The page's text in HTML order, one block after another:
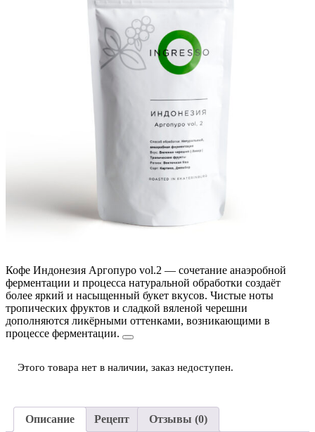
Кофе Индонезия Аргопуро vol.2 — сочетание анаэробной
ферментации и процесса натуральной обработки создаёт
более яркий и насыщенный букет вкусов. Чистые ноты
тропических фруктов и сладкой вяленой черешни
дополняются ликёрными оттенками, возникающими в
процессе ферментации.
Этого товара нет в наличии, заказ недоступен.
Описание Рецепт Отзывы (0)